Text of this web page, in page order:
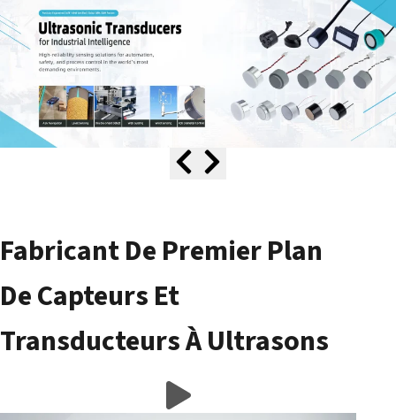
Fabricant De Premier Plan
De Capteurs Et
Transducteurs À Ultrasons